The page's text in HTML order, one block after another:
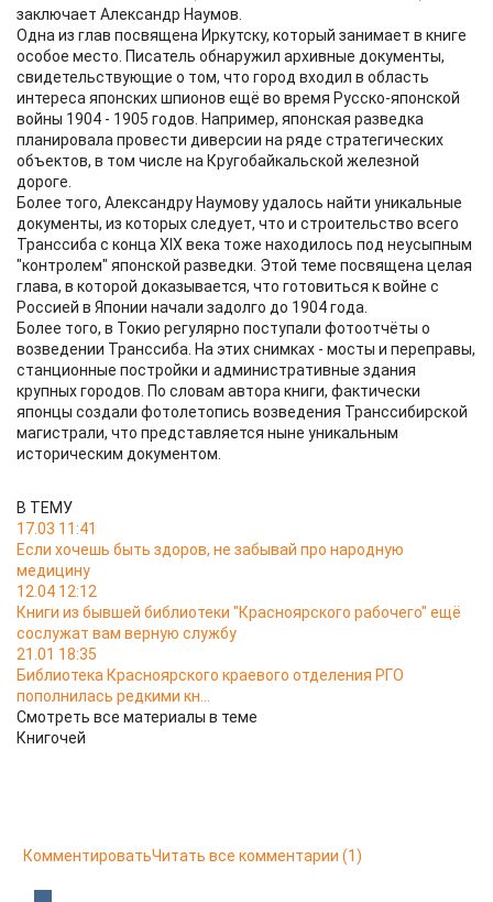
заключает Александр Наумов.
Одна из глав посвящена Иркутску, который занимает в книге
особое место. Писатель обнаружил архивные документы,
свидетельствующие о том, что город входил в область
интереса японских шпионов ещё во время Русско-японской
войны 1904 - 1905 годов. Например, японская разведка
планировала провести диверсии на ряде стратегических
объектов, в том числе на Кругобайкальской железной
дороге.
Более того, Александру Наумову удалось найти уникальные
документы, из которых следует, что и строительство всего
Транссиба с конца XIX века тоже находилось под неусыпным
"контролем" японской разведки. Этой теме посвящена целая
глава, в которой доказывается, что готовиться к войне с
Россией в Японии начали задолго до 1904 года.
Более того, в Токио регулярно поступали фотоотчёты о
возведении Транссиба. На этих снимках - мосты и переправы,
станционные постройки и административные здания
крупных городов. По словам автора книги, фактически
японцы создали фотолетопись возведения Транссибирской
магистрали, что представляется ныне уникальным
историческим документом.
В ТЕМУ
17.03 11:41
Если хочешь быть здоров, не забывай про народную
медицину
12.04 12:12
Книги из бывшей библиотеки "Красноярского рабочего" ещё
сослужат вам верную службу
21.01 18:35
Библиотека Красноярского краевого отделения РГО
пополнилась редкими кн...
Смотреть все материалы в теме
Книгочей
КомментироватьЧитать все комментарии (1)